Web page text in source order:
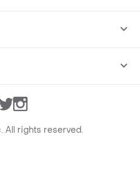
TwitterInstagram
All rights reserved.